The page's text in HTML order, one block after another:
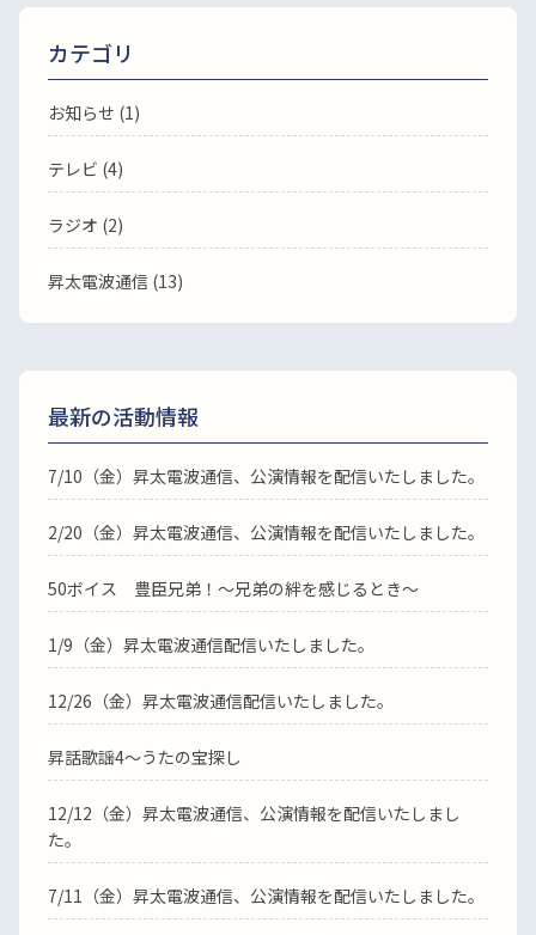
カテゴリ
お知らせ (1)
テレビ (4)
ラジオ (2)
昇太電波通信 (13)
最新の活動情報
7/10（金）昇太電波通信、公演情報を配信いたしました。
2/20（金）昇太電波通信、公演情報を配信いたしました。
50ボイス 豊臣兄弟！～兄弟の絆を感じるとき～
1/9（金）昇太電波通信配信いたしました。
12/26（金）昇太電波通信配信いたしました。
昇話歌謡4～うたの宝探し
12/12（金）昇太電波通信、公演情報を配信いたしまし
た。
7/11（金）昇太電波通信、公演情報を配信いたしました。